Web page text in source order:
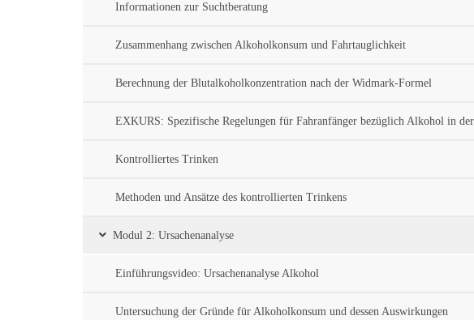
Informationen zur Suchtberatung
Zusammenhang zwischen Alkoholkonsum und Fahrtauglichkeit
Berechnung der Blutalkoholkonzentration nach der Widmark-Formel
EXKURS: Spezifische Regelungen für Fahranfänger bezüglich Alkohol in
Kontrolliertes Trinken
Methoden und Ansätze des kontrollierten Trinkens
Modul 2: Ursachenanalyse
Einführungsvideo: Ursachenanalyse Alkohol
Untersuchung der Gründe für Alkoholkonsum und dessen Auswirkungen